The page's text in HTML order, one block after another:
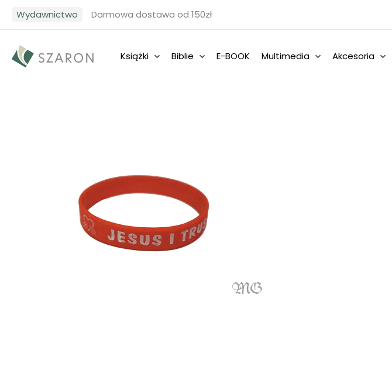
Wydawnictwo Darmowa dostawa od 150zł
Książki Biblie E-BOOK Multimedia Akcesoria